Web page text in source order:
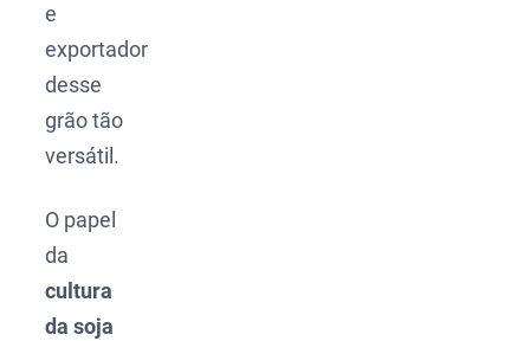
e
exportador
desse
grão tão
versátil.
O papel
da
cultura
da soja